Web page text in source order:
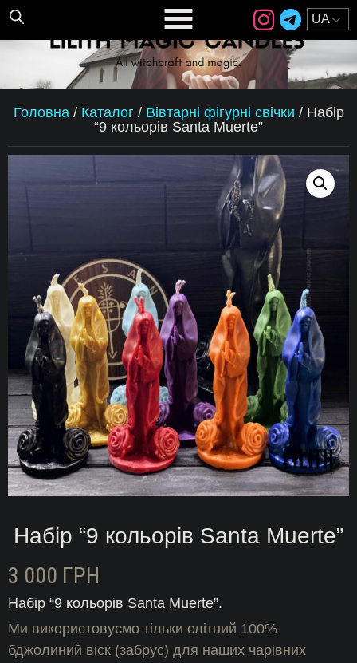
Головна/ Каталог / Вівтарні фігурні свічки / Набір
“9 кольорів Santa Muerte”
Набір “9 кольорів Santa Muerte”
3 000 ГРН
Набір “9 кольорів Santa Muerte”.
Ми використовуємо тільки елітний 100%
бджолиний віск (забрус) для наших чарівних